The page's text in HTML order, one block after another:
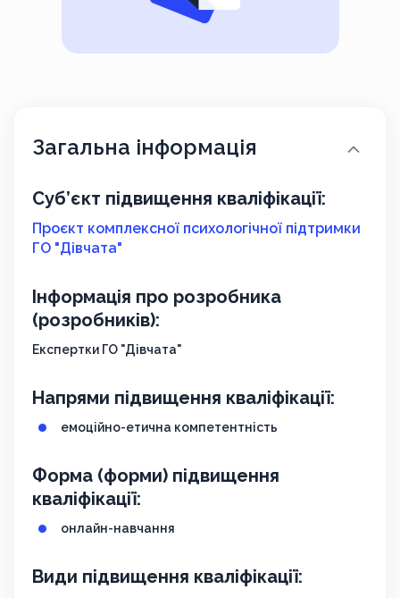
Загальна інформація
Суб’єкт підвищення кваліфікації:
Проєкт комплексної психологічної підтримки
ГО "Дівчата"
Інформація про розробника
(розробників):
Експертки ГО "Дівчата"
Напрями підвищення кваліфікації:
емоційно-етична компетентність
Форма (форми) підвищення
кваліфікації:
онлайн-навчання
Види підвищення кваліфікації: